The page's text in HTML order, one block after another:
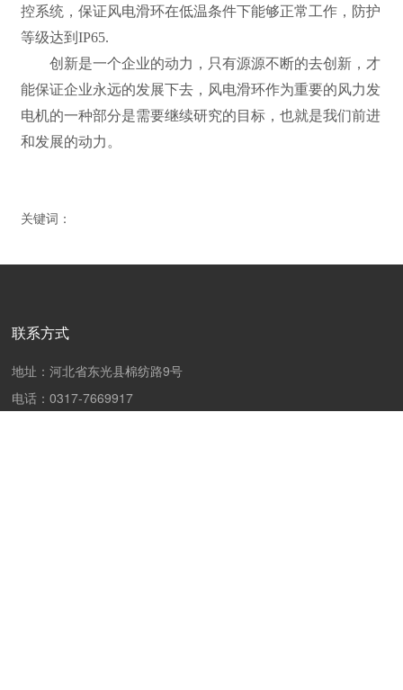
控系统，保证风电滑环在低温条件下能够正常工作，防护
等级达到IP65.
创新是一个企业的动力，只有源源不断的去创新，才
能保证企业永远的发展下去，风电滑环作为重要的风力发
电机的一种部分是需要继续研究的目标，也就是我们前进
和发展的动力。
关键词：
联系方式
地址：河北省东光县棉纺路9号
电话：0317-7669917